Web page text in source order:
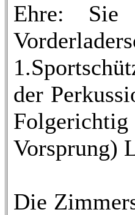
Ehre: Sie
der
Vorsprung)
Die